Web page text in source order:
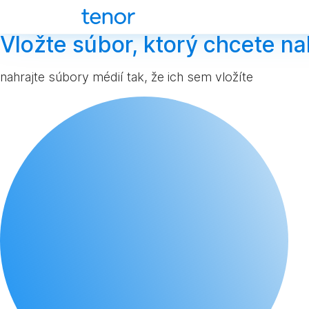
Vložte súbor, ktorý chcete
nahrajte súbory médií tak, že ich sem vložíte